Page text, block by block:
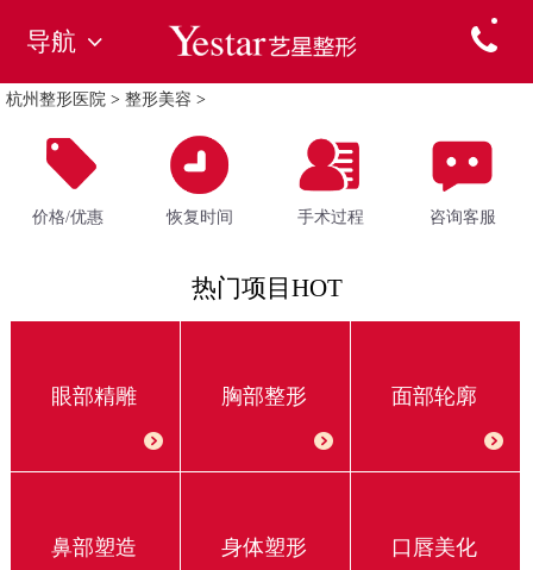
导航
杭州整形医院 > 整形美容 >
价格/优惠 恢复时间 手术过程 咨询客服
热门项目HOT
眼部精雕 胸部整形 面部轮廓
鼻部塑造 身体塑形 口唇美化